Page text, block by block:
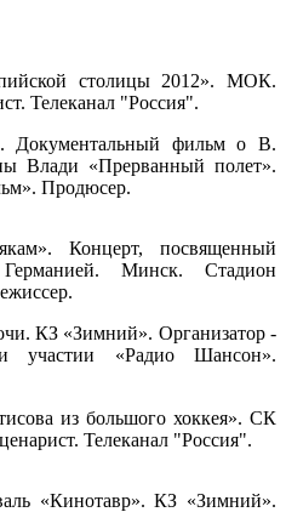
столицы 2012». МОК.
Телеканал "Россия".
Документальный фильм о В.
Влади «Прерванный полет».
Продюсер.
Концерт, посвященный
Минск. Стадион
КЗ «Зимний». Организатор -
участии «Радио Шансон».
из большого хоккея». СК
Телеканал "Россия".
«Кинотавр». КЗ «Зимний».